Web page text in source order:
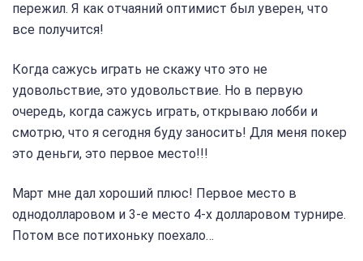
пережил. Я как отчаяний оптимист был уверен, что
все получится!
Когда сажусь играть не скажу что это не
удовольствие, это удовольствие. Но в первую
очередь, когда сажусь играть, открываю лобби и
смотрю, что я сегодня буду заносить! Для меня покер
это деньги, это первое место!!!
Март мне дал хороший плюс! Первое место в
однодолларовом и 3-е место 4-х долларовом турнире.
Потом все потихоньку поехало…